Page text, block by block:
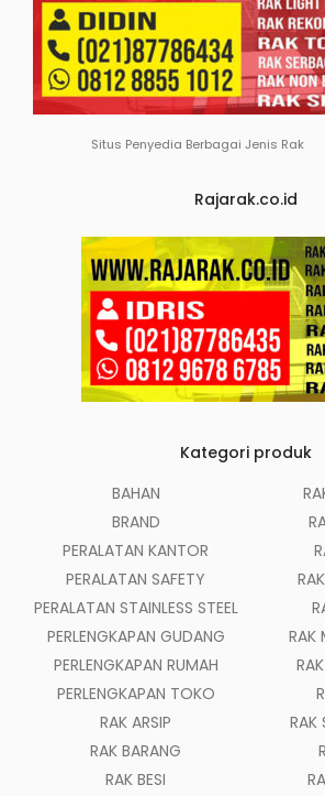
Situs Penyedia Berbagai Jenis Rak
Rajarak.co.id
Kategori produk
BAHAN
BRAND
PERALATAN KANTOR
PERALATAN SAFETY
PERALATAN STAINLESS STEEL
PERLENGKAPAN GUDANG
PERLENGKAPAN RUMAH
PERLENGKAPAN TOKO
RAK ARSIP
RAK BARANG
RAK BESI
RAK
RAK